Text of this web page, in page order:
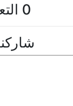
0 التعليقات